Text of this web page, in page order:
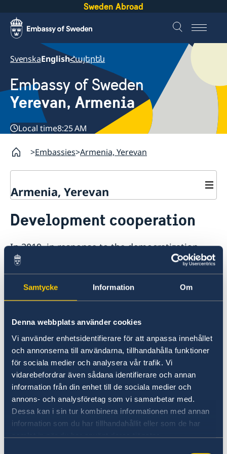
Samtycke Information Om
Denna webbplats använder cookies
Vi använder enhetsidentifierare för att anpassa innehållet
och annonserna till användarna, tillhandahålla funktioner
för sociala medier och analysera vår trafik. Vi
vidarebefordrar även sådana identifierare och annan
information från din enhet till de sociala medier och
annons- och analysföretag som vi samarbetar med.
Dessa kan i sin tur kombinera informationen med annan
information som du har tillhandahållit eller som de har
samlat in när du har använt deras tjänster.
Sweden Abroad
SvenskaEnglishՀայերեն
Embassy of Sweden
Yerevan, Armenia
Local time8:25 AM
Embassies Armenia, Yerevan
Armenia, Yerevan
About us
News
Vote in Armenia
Development cooperation
In 2019, in response to the democratization
process and the strong political will to
undertake necessary reforms in the country,
Sweden re-established its bilateral
development cooperation with Armenia.
In the recently adopted regional reform
cooperation strategy for Eastern Europe 2021-
2027 there will be four main areas of
cooperation: human rights, democracy, the rule
of law and gender equality peaceful and
inclusive societies, environmentally and
climate-sustainable development and
sustainable use of natural resources and
Inclusive economic development.